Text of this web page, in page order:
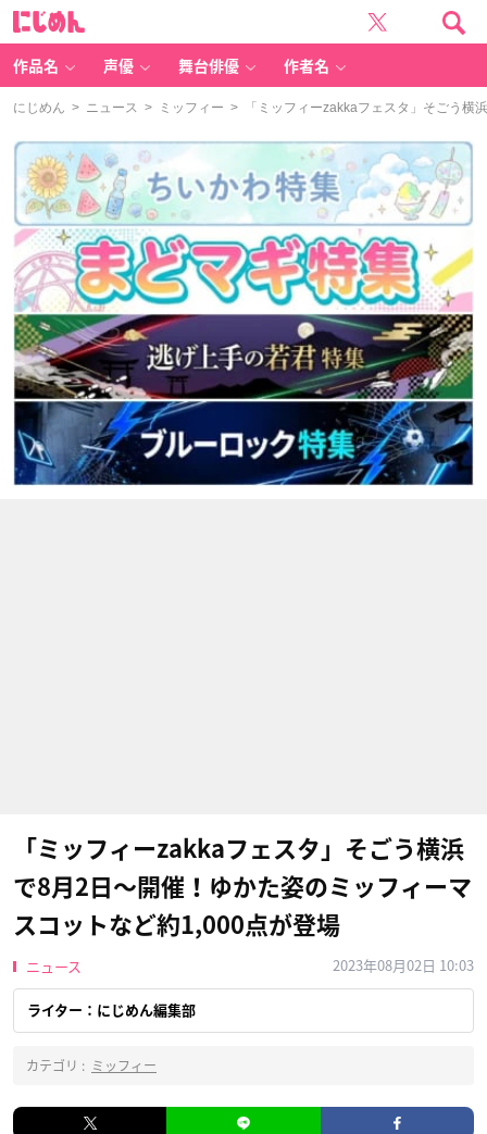
作品名 声優 舞台俳優 作者名
にじめん > ニュース > ミッフィー > 「ミッフィーzakkaフェスタ」そごう横
「ミッフィーzakkaフェスタ」そごう横浜
で8月2日〜開催！ゆかた姿のミッフィーマ
スコットなど約1,000点が登場
ニュース 2023年08月02日 10:03
ライター：にじめん編集部
カテゴリ : ミッフィー